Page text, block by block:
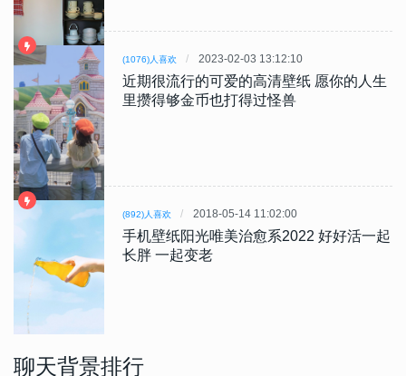
(1076)人喜欢 2023-02-03 13:12:10
近期很流行的可爱的高清壁纸 愿你的人生
里攒得够金币也打得过怪兽
(892)人喜欢 2018-05-14 11:02:00
手机壁纸阳光唯美治愈系2022 好好活一起
长胖 一起变老
聊天背景排行